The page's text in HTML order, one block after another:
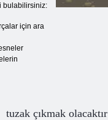
bulabilirsiniz:
için ara
tuzak çıkmak olacaktır